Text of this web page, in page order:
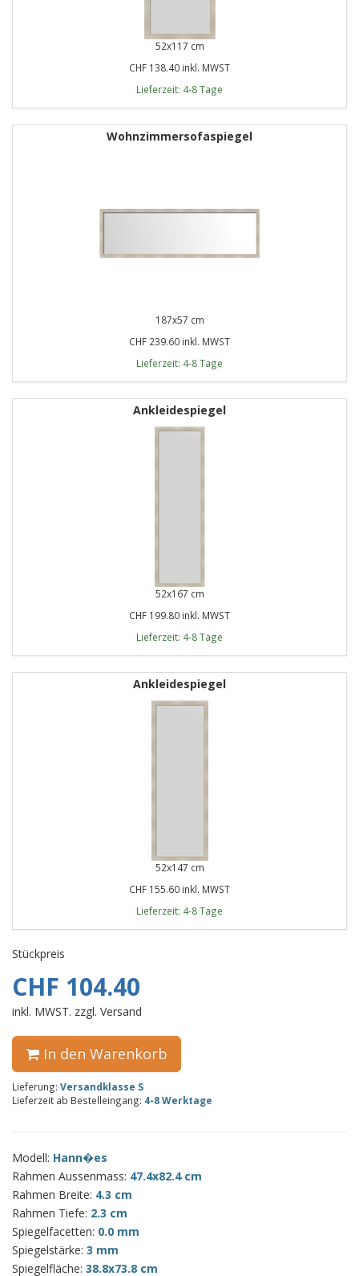
52x117 cm
CHF 138.40 inkl. MWST
Lieferzeit: 4-8 Tage
Wohnzimmersofaspiegel
187x57 cm
CHF 239.60 inkl. MWST
Lieferzeit: 4-8 Tage
Ankleidespiegel
52x167 cm
CHF 199.80 inkl. MWST
Lieferzeit: 4-8 Tage
Ankleidespiegel
52x147 cm
CHF 155.60 inkl. MWST
Lieferzeit: 4-8 Tage
Stückpreis
CHF 104.40
inkl. MWST. zzgl. Versand
In den Warenkorb
Lieferung: Versandklasse S
Lieferzeit ab Bestelleingang: 4-8 Werktage
Modell: Hann�es
Rahmen Aussenmass: 47.4x82.4 cm
Rahmen Breite: 4.3 cm
Rahmen Tiefe: 2.3 cm
Spiegelfacetten: 0.0 mm
Spiegelstärke: 3 mm
Spiegelfläche: 38.8x73.8 cm